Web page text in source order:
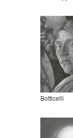
Botticelli